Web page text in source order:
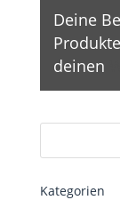
Deine
deinen
Kategorien